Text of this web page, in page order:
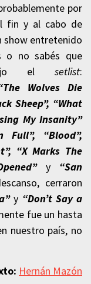
por
fin y al cabo de
show entretenido
o no sabés que
el setlist:
Wolves Die
Sheep”, “What
My Insanity”
Full”, “Blood”,
“X Marks The
y“San
cerraron
y “Don’t Say a
fue un hasta
nuestro país, no
Hernán Mazón